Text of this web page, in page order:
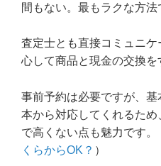
間もない。最もラクな方法
査定士とも直接コミュニ
心して商品と現金の交換を
事前予約は必要ですが、基
本から対応してくれるた
で高くない点も魅力です。
くらからOK？ ）